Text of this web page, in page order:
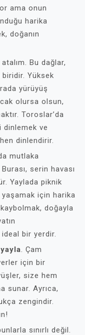
ama onun
harika
doğanın
Bu dağlar,
biridir. Yüksek
yürüyüş
olursa olsun,
Toroslar’da
dinlemek ve
dinlendirir.
mutlaka
serin havası
Yaylada piknik
için harika
doğayla
bir yerdir.
. Çam
için bir
size hem
sunar. Ayrıca,
zengindir.
sınırlı değil.